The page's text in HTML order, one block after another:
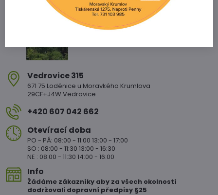
Vedrovice 315
671 75 Loděnice u Moravkého Krumlova
29CF+J4W Vedrovice
+420 607 042 662
Otevírací doba
PO - PÁ: 08:00 - 11:00 13:00 - 17:00
SO : 08:00 - 11:30 13:00 - 16:30
NE : 08:00 - 11:30 14:00 - 16:00
Info
Žádáme zákazníky aby za všech okolností
dodržovali dopravní předpisy §25